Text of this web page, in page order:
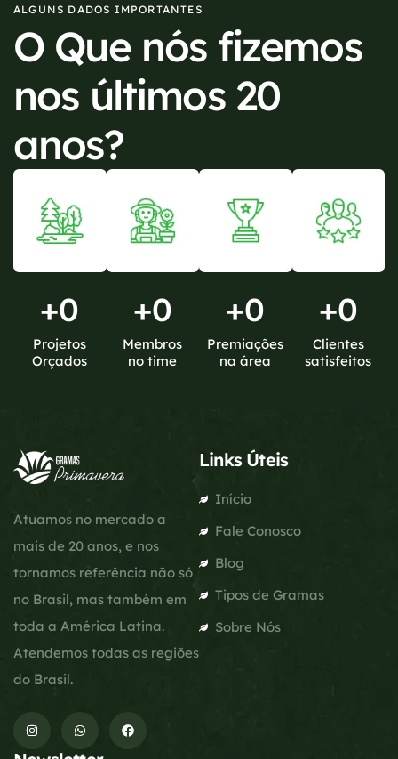
ALGUNS DADOS IMPORTANTES
O Que nós fizemos
nos últimos 20
anos?
+0
Projetos
Orçados
+0
Membros
no time
+0
Premiações
na área
+0
Clientes
satisfeitos
Atuamos no mercado a
mais de 20 anos, e nos
tornamos referência não só
no Brasil, mas também em
toda a América Latina.
Atendemos todas as regiões
do Brasil.
Links Úteis
Início
Fale Conosco
Blog
Tipos de Gramas
Sobre Nós